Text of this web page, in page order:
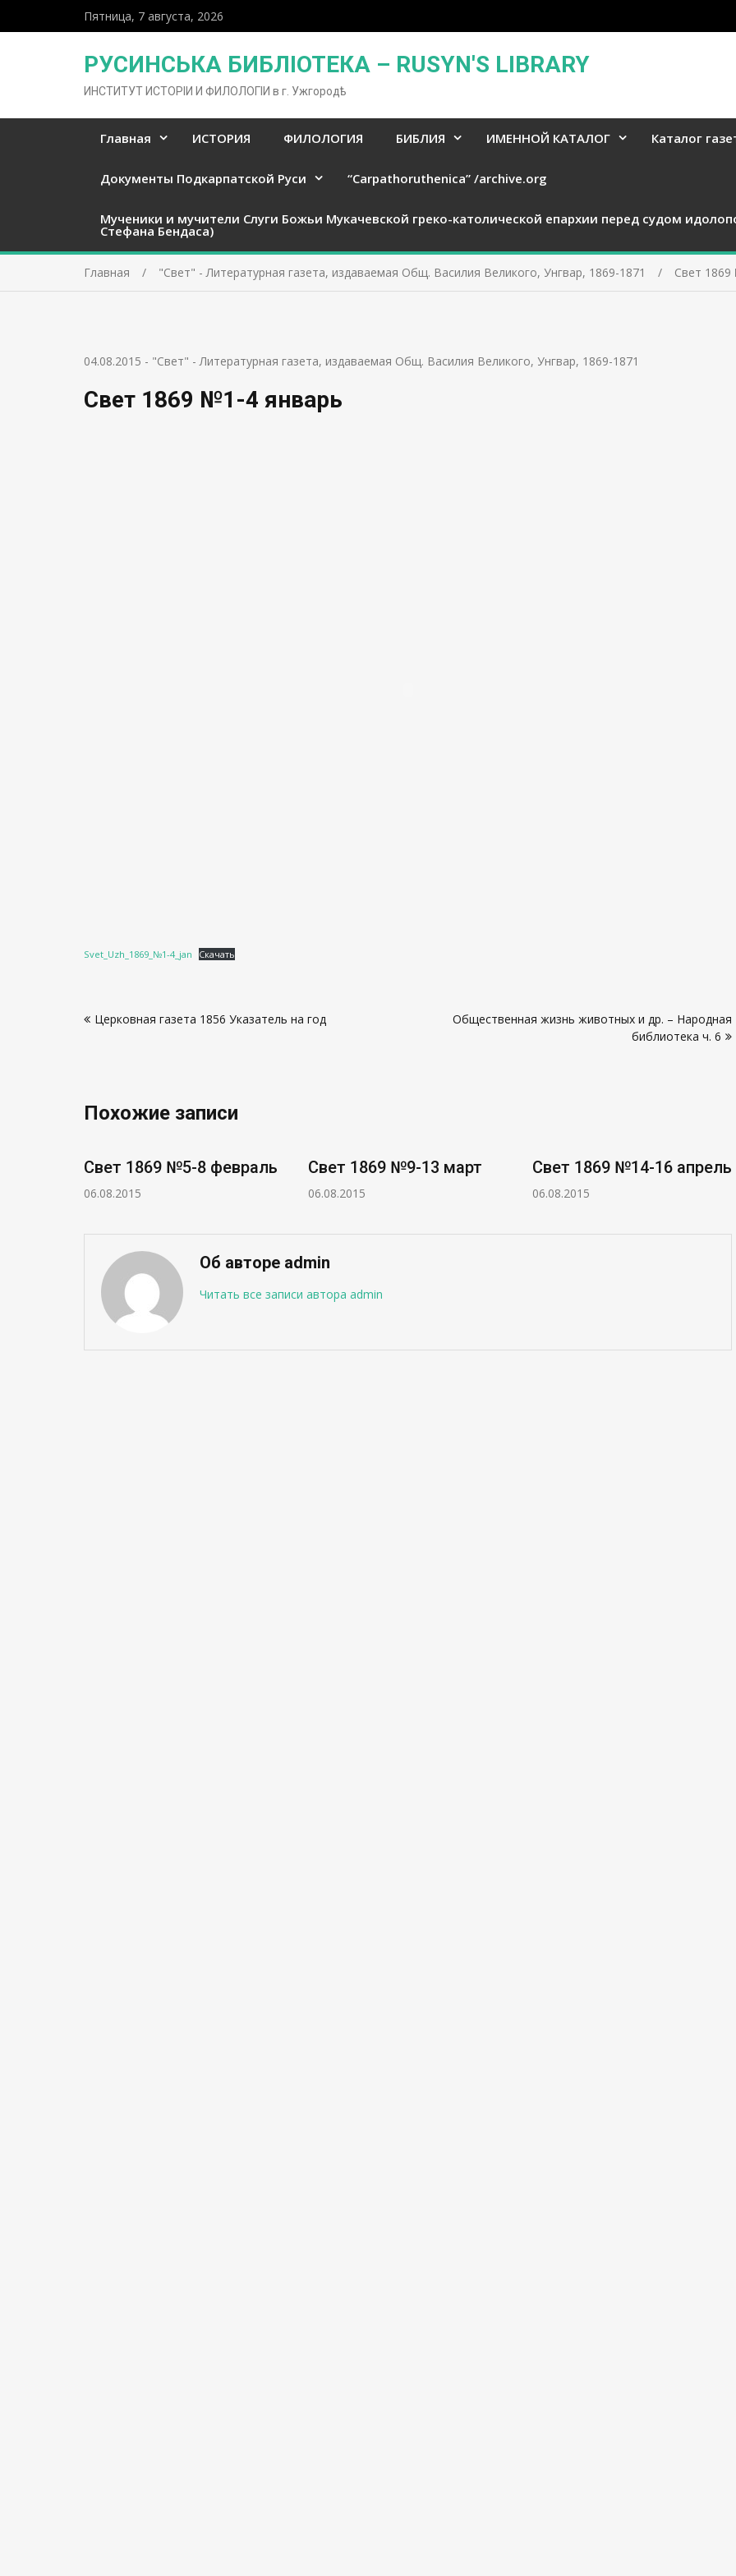
Пятница, 7 августа, 2026
РУСИНСЬКА БИБЛІОТЕКА – RUSYN'S LIBRARY
ИНСТИТУТ ИСТОРІИ И ФИЛОЛОГІИ в г. Ужгородѣ
Главная ИСТОРИЯ ФИЛОЛОГИЯ БИБЛИЯ ИМЕННОЙ КАТАЛОГ Каталог
Документы Подкарпатской Руси “Carpathoruthenica” /archive.org
Мученики и мучители Слуги Божьи Мукачевской греко-католической епархии перед судом
Стефана Бендаса)
Главная "Свет" - Литературная газета, издаваемая Общ. Василия Великого, Унгвар, 1869-1871 Свет
04.08.2015 - "Свет" - Литературная газета, издаваемая Общ. Василия Великого, Унгвар, 1869-1871
Свет 1869 №1-4 январь
Svet_Uzh_1869_№1-4_jan Скачать
поЦерковная газета 1856 Указатель на год
Общественная жизнь животных и др. – Народная
библиотека ч. 6
Похожие записи
Свет 1869 №5-8 февраль
06.08.2015
Свет 1869 №9-13 март
06.08.2015
Свет 1869 №14-16 апрель
06.08.2015
Об авторе admin
Читать все записи автора admin